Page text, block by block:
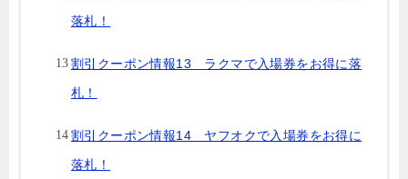
落札！
割引クーポン情報13 ラクマで入場券をお得に落
札！
割引クーポン情報14 ヤフオクで入場券をお得に
落札！